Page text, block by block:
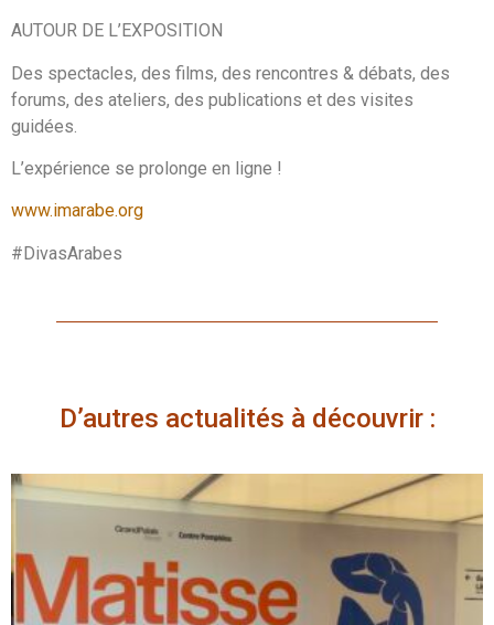
AUTOUR DE L’EXPOSITION
Des spectacles, des films, des rencontres & débats, des
forums, des ateliers, des publications et des visites
guidées.
L’expérience se prolonge en ligne !
www.imarabe.org
#DivasArabes
D’autres actualités à découvrir :